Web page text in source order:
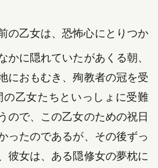
の乙女は、恐怖心にとりつか
かに隠れていたがあくる朝、
におもむき、殉教者の冠を受
乙女たちといっしょに受難
ので、この乙女のための祝日
ったのであるが、その後ずっ
彼女は、ある隠修女の夢枕に